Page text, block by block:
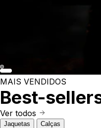
MAIS VENDIDOS
Best-
Ver todos
Jaquetas Calças